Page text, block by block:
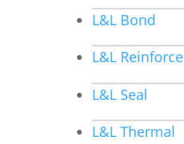
L&L Bond
L&L Reinforce
L&L Seal
L&L Thermal